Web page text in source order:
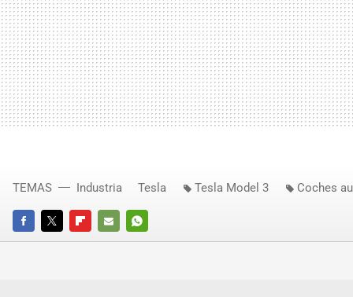
FACEBOOKTWITTERFLIPBOARD
E-
WHATSAPP
TEMAS Industria Tesla Tesla Model 3 Coches